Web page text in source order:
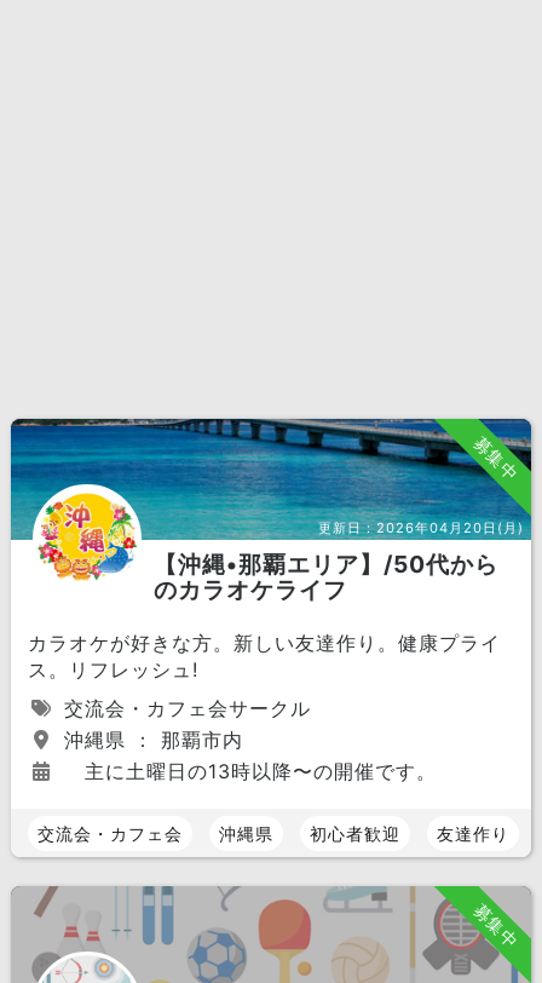
募集中
更新日：2026年04月20日(月)
【沖縄•那覇エリア】/50代から
のカラオケライフ
カラオケが好きな方。新しい友達作り。健康プライ
ス。リフレッシュ!
交流会・カフェ会サークル
沖縄県 ： 那覇市内
主に土曜日の13時以降〜の開催です。
交流会・カフェ会 沖縄県 初心者歓迎 友達作り
募集中